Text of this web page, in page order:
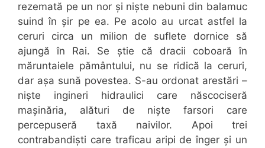
rezemată pe un nor și niște nebuni din balamuc
suind în șir pe ea. Pe acolo au urcat astfel la
ceruri circa un milion de suflete dornice să
ajungă în Rai. Se știe că dracii coboară în
măruntaiele pământului, nu se ridică la ceruri,
dar așa sună povestea. S-au ordonat arestări –
niște ingineri hidraulici care născociseră
mașinăria, alături de niște farsori care
percepuseră taxă naivilor. Apoi trei
contrabandiști care traficau aripi de înger și un